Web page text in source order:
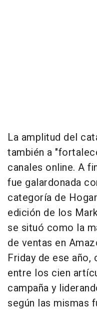
La amplitud del
también a
canales online. A
fue galardonada
categoría de
edición de los
se situó como la
de ventas en
Friday de ese
entre los cien
campaña y
según las mismas